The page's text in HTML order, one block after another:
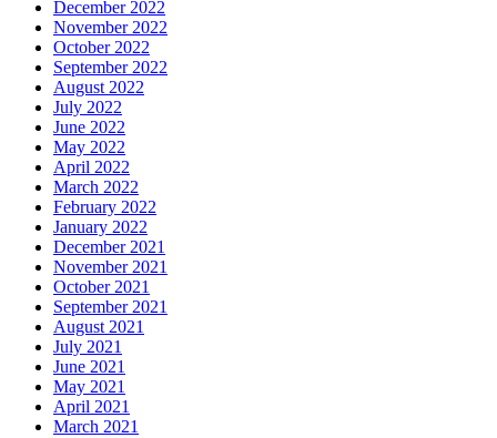
December 2022
November 2022
October 2022
September 2022
August 2022
July 2022
June 2022
May 2022
April 2022
March 2022
February 2022
January 2022
December 2021
November 2021
October 2021
September 2021
August 2021
July 2021
June 2021
May 2021
April 2021
March 2021